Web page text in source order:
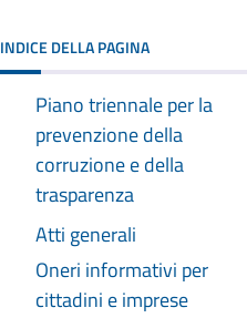
INDICE DELLA PAGINA
Piano triennale per la
prevenzione della
corruzione e della
trasparenza
Atti generali
Oneri informativi per
cittadini e imprese